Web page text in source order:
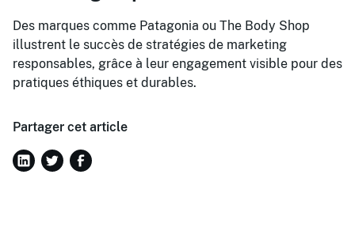
Des marques comme Patagonia ou The Body Shop
illustrent le succès de stratégies de marketing
responsables, grâce à leur engagement visible pour des
pratiques éthiques et durables.
Partager cet article